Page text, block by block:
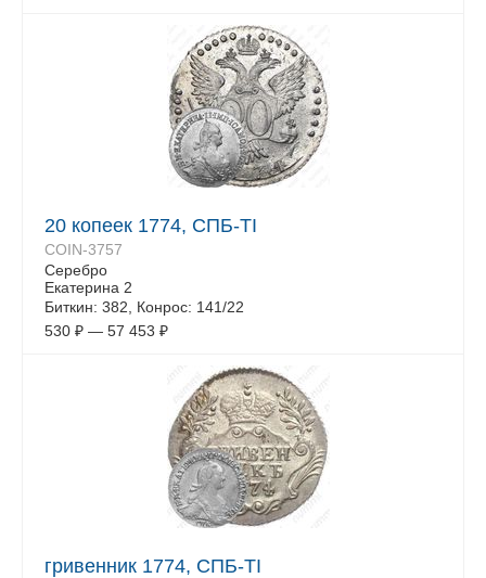
20 копеек 1774, СПБ-TI
COIN-3757
Серебро
Екатерина 2
Биткин: 382, Конрос: 141/22
530 ₽ — 57 453 ₽
гривенник 1774, СПБ-TI